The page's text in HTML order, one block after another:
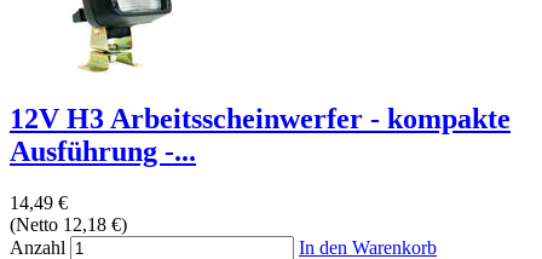
12V H3 Arbeitsscheinwerfer - kompakte
Ausführung -...
14,49 €
(Netto 12,18 €)
Anzahl
In den Warenkorb